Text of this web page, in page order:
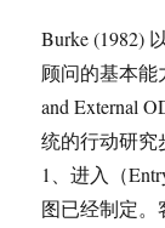
Burke (1982)
顾问的基本能
and External
统的行动研究
1、进入（
图已经制定